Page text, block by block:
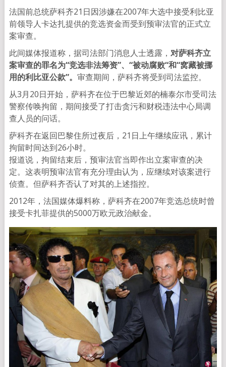
法国前总统萨科齐21日因涉嫌在2007年大选中接受利比亚
前领导人卡达扎提供的竞选资金而受到预审法官的正式立
案审查。
此间媒体报道称，据司法部门消息人士透露， 对萨科齐立
案审查的罪名为“竞选非法筹资”、“被动腐败“和“窝藏被挪
用的利比亚公款”。 审查期间，萨科齐将受到司法监控。
从3月20日开始，萨科齐在位于巴黎近郊的楠泰尔市受司法
警察传唤拘留，期间接受了打击贪污和财税违法中心局调
查人员的问话。
萨科齐在返回巴黎住所过夜后，21日上午继续应讯，累计
拘留时间达到26小时。
报道说，拘留结束后，预审法官当即作出立案审查的决
定。这表明预审法官有充分理由认为，应继续对该案进行
侦查。但萨科齐否认了对其的上述指控。
2012年，法国媒体爆料称，萨科齐在2007年竞选总统时曾
接受卡扎菲提供的5000万欧元政治献金。